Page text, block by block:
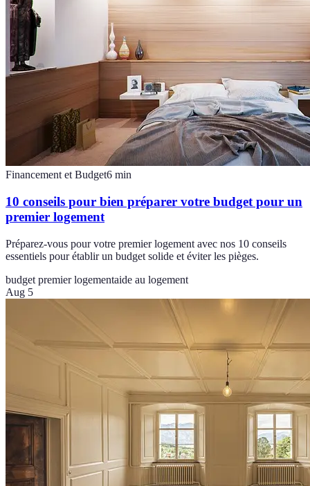
Financement et Budget6 min
10 conseils pour bien préparer votre budget pour un
premier logement
Préparez-vous pour votre premier logement avec nos 10 conseils
essentiels pour établir un budget solide et éviter les pièges.
budget premier logementaide au logement
Aug 5